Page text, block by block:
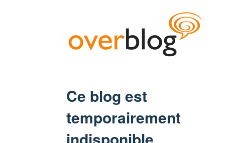
Ce blog est
temporairement